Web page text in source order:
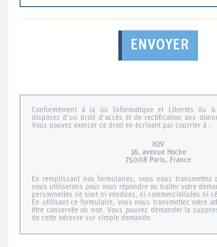
ENVOYER
Conformément à la loi Informatique et Libertés du
disposez d'un droit d'accès et de rectification aux
Vous pouvez exercer ce droit en écrivant par courrier à :
H2V
36, avenue Hoche
75008 Paris, France
En remplissant nos formulaires, vous nous transmettez
nous utiliserons pour vous répondre ou traiter votre
personnelles ne sont ni vendues, ni commercialisées ni
En utilisant ce formulaire, vous nous transmettez votre
être conservée ou non. Vous pouvez demander la
de cette adresse sur simple demande.